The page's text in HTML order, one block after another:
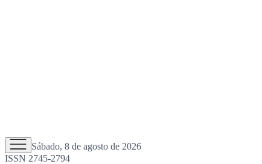
Sábado, 8 de agosto de 2026
ISSN 2745-2794